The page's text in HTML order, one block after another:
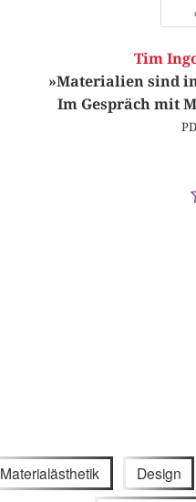
Tim
»Materialien sind
Im Gespräch mit
Materialästhetik Design